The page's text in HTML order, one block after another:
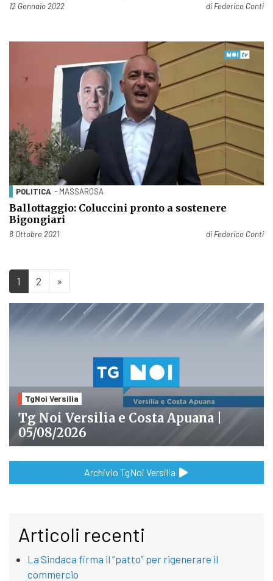
Pubblicato il
12 Gennaio 2022 di Federico Conti
POLITICA - MASSAROSA
Ballottaggio: Coluccini pronto a sostenere
Bigongiari
Pubblicato il
8 Ottobre 2021 di Federico Conti
1 2 »
TgNoi Versilia
Tg Noi Versilia e Costa Apuana |
05/08/2026
Archivio TgNoi Versilia
Articoli recenti
La Sindaca firma il “patto” per rigenerare il
commercio